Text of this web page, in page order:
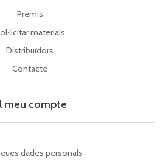
Premis
materials
Distribuïdors
Contacte
meu compte
dades personals